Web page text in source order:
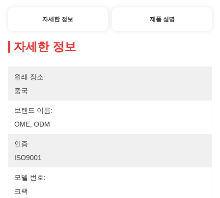
자세한 정보 제품 설명
자세한 정보
원래 장소:
중국
브랜드 이름:
OME, ODM
인증:
ISO9001
모델 번호:
크팩